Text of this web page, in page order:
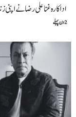
غنا علی رضانےاپنی زندگی کا